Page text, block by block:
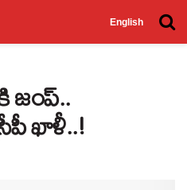
English
జంప్‌..
ఖాళీ..!